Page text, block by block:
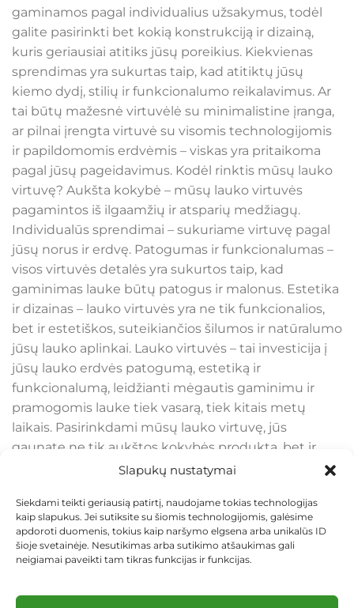
Slapukų nustatymai
Siekdami teikti geriausią patirtį, naudojame tokias technologijas
kaip slapukus. Jei sutiksite su šiomis technologijomis, galėsime
apdoroti duomenis, tokius kaip naršymo elgsena arba unikalūs ID
šioje svetainėje. Nesutikimas arba sutikimo atšaukimas gali
neigiamai paveikti tam tikras funkcijas ir funkcijas.
gaminamos pagal individualius užsakymus, todėl
galite pasirinkti bet kokią konstrukciją ir dizainą,
kuris geriausiai atitiks jūsų poreikius. Kiekvienas
sprendimas yra sukurtas taip, kad atitiktų jūsų
kiemo dydį, stilių ir funkcionalumo reikalavimus. Ar
tai būtų mažesnė virtuvėlė su minimalistine įranga,
ar pilnai įrengta virtuvė su visomis technologijomis
ir papildomomis erdvėmis – viskas yra pritaikoma
pagal jūsų pageidavimus. Kodėl rinktis mūsų lauko
virtuvę? Aukšta kokybė – mūsų lauko virtuvės
pagamintos iš ilgaamžių ir atsparių medžiagų.
Individualūs sprendimai – sukuriame virtuvę pagal
jūsų norus ir erdvę. Patogumas ir funkcionalumas –
visos virtuvės detalės yra sukurtos taip, kad
gaminimas lauke būtų patogus ir malonus. Estetika
ir dizainas – lauko virtuvės yra ne tik funkcionalios,
bet ir estetiškos, suteikiančios šilumos ir natūralumo
jūsų lauko aplinkai. Lauko virtuvės – tai investicija į
jūsų lauko erdvės patogumą, estetiką ir
funkcionalumą, leidžianti mėgautis gaminimu ir
pramogomis lauke tiek vasarą, tiek kitais metų
laikais. Pasirinkdami mūsų lauko virtuvę, jūs
gaunate ne tik aukštos kokybės produktą, bet ir
ilgalaikį sprendimą, kuris suteiks jums malonumą
KEITIMAS IR GRĄŽINIMAS
PRIVATUMO POLITIKA